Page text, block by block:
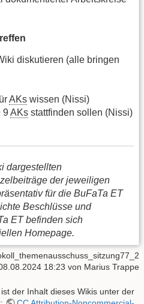
diskutieren (alle bringen
AKs wissen (Nissi)
9AKs stattfinden sollen (Nissi)
dargestellten
der jeweiligen
für die BuFaTa ET
Beschlüsse und
ET befinden sich
Homepage.
18:23 von Marius Trappe
der Inhalt dieses Wikis unter der